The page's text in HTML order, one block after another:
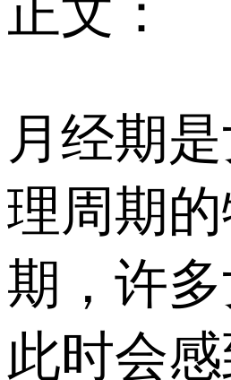
正文：
月经期
理周期
期，许
此时会感